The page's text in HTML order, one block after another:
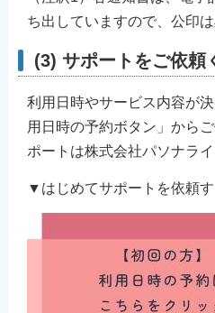
ち出していますので、公印
(3) サポートをご依頼
利用日時やサービス内容が
用日時の予約ボタン」から
ポートは株式会社パソナラ
▼はじめてサポートを依頼